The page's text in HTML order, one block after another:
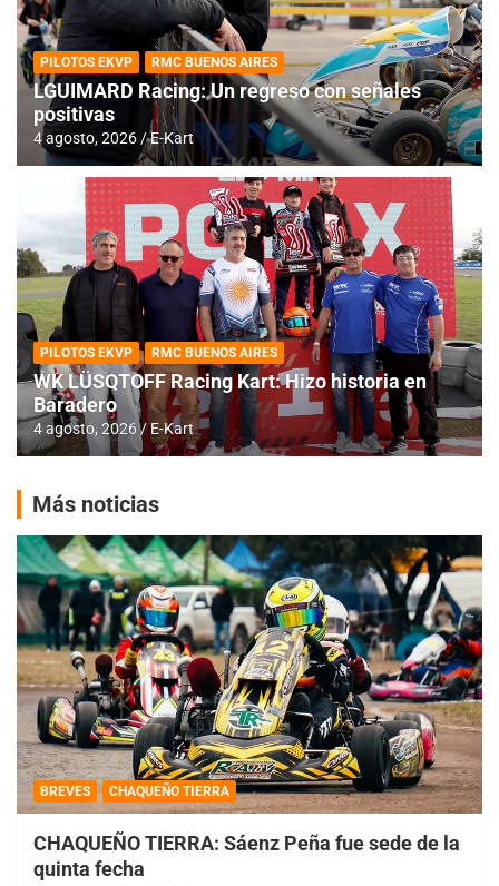
PILOTOS EKVP RMC BUENOS AIRES
LGUIMARD Racing: Un regreso con señales
positivas
4 agosto, 2026 E-Kart
PILOTOS EKVP RMC BUENOS AIRES
WK LÜSQTOFF Racing Kart: Hizo historia en
Baradero
4 agosto, 2026 E-Kart
Más noticias
BREVES CHAQUEÑO TIERRA
CHAQUEÑO TIERRA: Sáenz Peña fue sede de la
quinta fecha